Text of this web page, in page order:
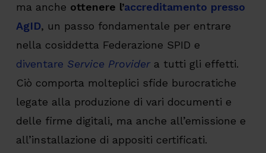
ma anche ottenere l’accreditamento presso
AgID, un passo fondamentale per entrare
nella cosiddetta Federazione SPID e
diventare Service Providera tutti gli effetti.
Ciò comporta molteplici sfide burocratiche
legate alla produzione di vari documenti e
delle firme digitali, ma anche all’emissione e
all’installazione di appositi certificati.